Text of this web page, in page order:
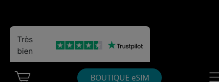
BOUTIQUE eSIM
Très
bien